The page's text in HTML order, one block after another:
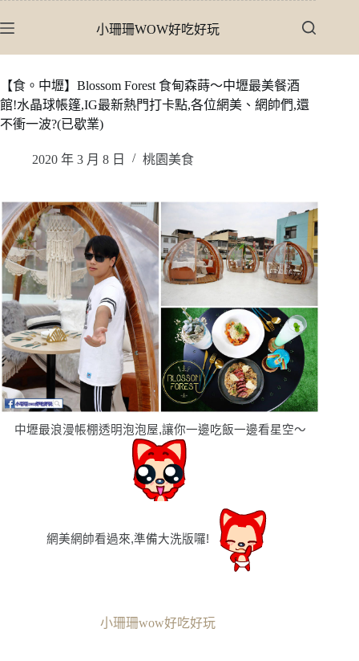
至
內
容
小珊珊WOW好吃好玩
【食。中壢】Blossom Forest 食甸森蒔〜中壢最美餐酒
館!水晶球帳篷,IG最新熱門打卡點,各位網美、網帥們,還
不衝一波?(已歇業)
2020 年 3 月 8 日 桃園美食
中壢最浪漫帳棚透明泡泡屋,讓你一邊吃飯一邊看星空〜
網美網帥看過來,準備大洗版囉!
小珊珊wow好吃好玩